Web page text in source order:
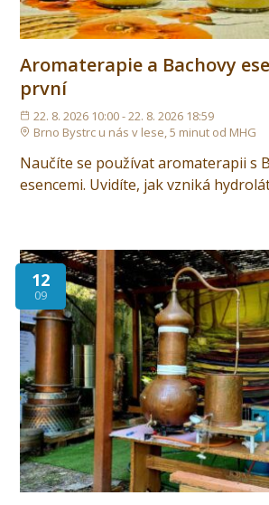
Aromaterapie a Bachovy
první
22. 8. 2026 10:00 - 22. 8. 2026 18:59
Brno Bystrc u nás v lese, 5 minut od MHG
Naučíte se používat aromaterapii s
esencemi. Uvidíte, jak vzniká
12
09